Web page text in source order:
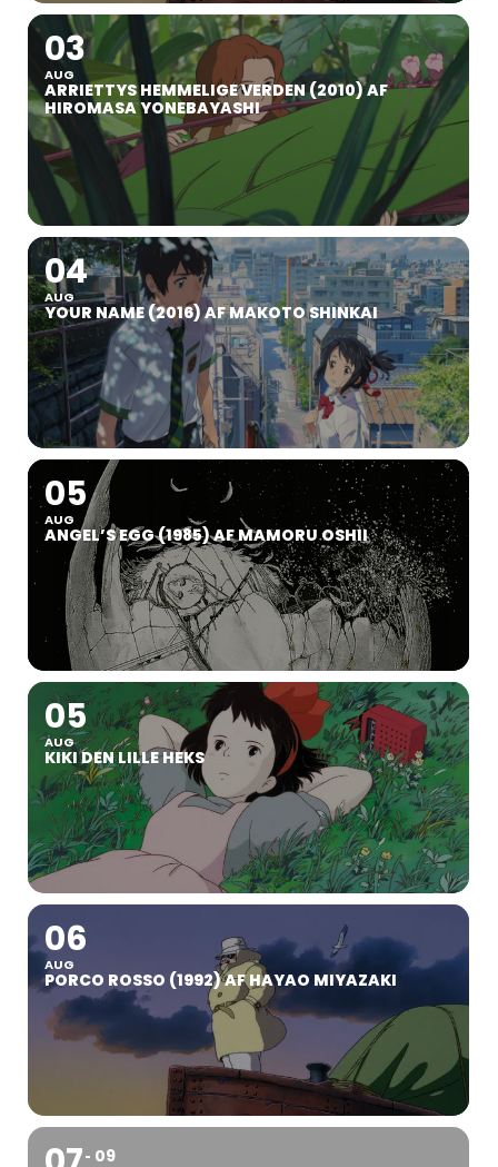
03
AUG
ARRIETTYS HEMMELIGE VERDEN (2010) AF
HIROMASA YONEBAYASHI
04
AUG
YOUR NAME (2016) AF MAKOTO SHINKAI
05
AUG
ANGEL’S EGG (1985) AF MAMORU OSHII
05
AUG
KIKI DEN LILLE HEKS
06
AUG
PORCO ROSSO (1992) AF HAYAO MIYAZAKI
09